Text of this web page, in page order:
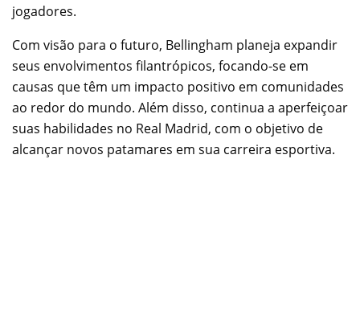
jogadores.
Com visão para o futuro, Bellingham planeja expandir
seus envolvimentos filantrópicos, focando-se em
causas que têm um impacto positivo em comunidades
ao redor do mundo. Além disso, continua a aperfeiçoar
suas habilidades no Real Madrid, com o objetivo de
alcançar novos patamares em sua carreira esportiva.